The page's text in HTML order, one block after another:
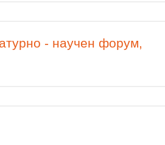
- научен форум,